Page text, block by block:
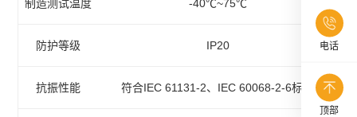
电话
顶部
制造测试温度 -40℃~75℃
防护等级 IP20
抗振性能 符合IEC 61131-2、IEC 60068-2-6标准